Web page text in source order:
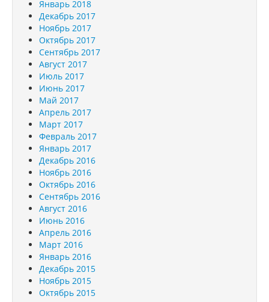
Январь 2018
Декабрь 2017
Ноябрь 2017
Октябрь 2017
Сентябрь 2017
Август 2017
Июль 2017
Июнь 2017
Май 2017
Апрель 2017
Март 2017
Февраль 2017
Январь 2017
Декабрь 2016
Ноябрь 2016
Октябрь 2016
Сентябрь 2016
Август 2016
Июнь 2016
Апрель 2016
Март 2016
Январь 2016
Декабрь 2015
Ноябрь 2015
Октябрь 2015